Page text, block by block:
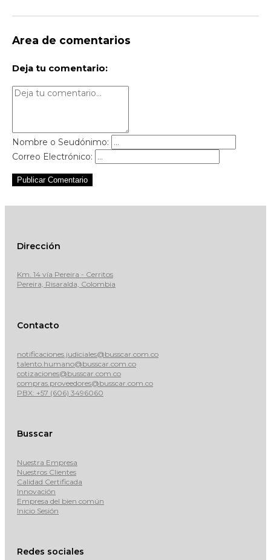
Area de comentarios
Deja tu comentario:
Nombre o Seudónimo:
Correo Electrónico:
Publicar Comentario
Dirección
Km. 14 vía Pereira - Cerritos
Pereira, Risaralda, Colombia
Contacto
notificaciones.judiciales@busscar.com.co
talento.humano@busscar.com.co
cotizaciones@busscar.com.co
compras.proveedores@busscar.com.co
PBX: +57 (606) 3496060
Busscar
Nuestra Empresa
Nuestros Clientes
Calidad Certificada
Innovación
Empresa del bien común
Inicio Sesión
Redes sociales